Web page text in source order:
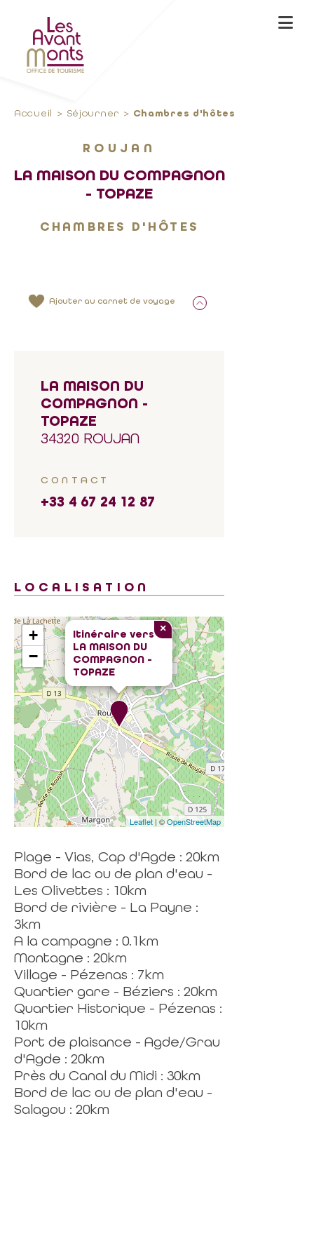
Accueil Séjourner Chambres d'hôtes
ROUJAN
LA MAISON DU COMPAGNON
- TOPAZE
CHAMBRES D'HÔTES
Ajouter au carnet de voyage
LA MAISON DU
COMPAGNON -
TOPAZE
34320 ROUJAN
CONTACT
+33 4 67 24 12 87
LOCALISATION
Itinéraire vers
LA MAISON DU
COMPAGNON -
TOPAZE
×
+
−
Leaflet | ©OpenStreetMap
Plage - Vias, Cap d'Agde : 20km
Bord de lac ou de plan d'eau -
Les Olivettes : 10km
Bord de rivière - La Payne :
3km
A la campagne : 0.1km
Montagne : 20km
Village - Pézenas : 7km
Quartier gare - Béziers : 20km
Quartier Historique - Pézenas :
10km
Port de plaisance - Agde/Grau
d'Agde : 20km
Près du Canal du Midi : 30km
Bord de lac ou de plan d'eau -
Salagou : 20km